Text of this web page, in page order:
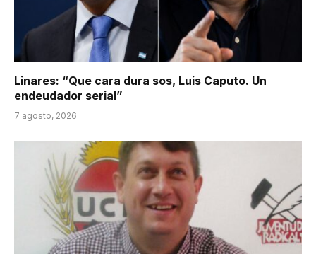
Linares: “Que cara dura sos, Luis Caputo. Un
endeudador serial”
7 agosto, 2026